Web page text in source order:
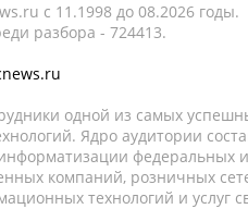
c 11.1998 до 08.2026 годы.
разбора - 724413.
одной из самых
Ядро аудитории
федеральных
компаний, розничных
технологий и услуг